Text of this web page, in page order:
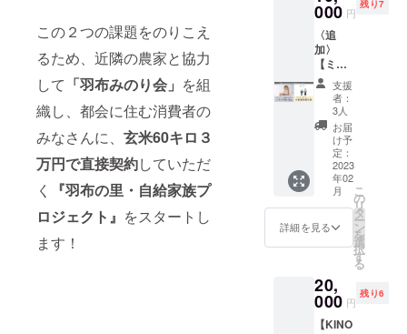
この２つの課題をのりこえ
るため、近隣の農家と協力
して 「羽布みのり会」 を組
織し、都会に住む消費者の
みなさんに、 玄米60キロ３
万円で直接契約していただ
く
『羽布の里・自給家族プ
ロジェクト』 をスタートし
ます！
クスに
なりま
す。夏
には
BBQな
どで利
用して
頂けま
す。 お
礼の手
紙も同
封させ
て頂き
ます！
詳細】
減農薬
培米
ミネア
サヒ 名
称：精
然のま
まに一
夏二冬
の期間
をかけ
熟成さ
せた豆
みそで
す。厳
選され
た良質
の丸大
豆と塩
だけで
天然醸
造の味
わいと
コクが
特徴で
米とし
の「特
Ａ」評
価を得
まし
た。小
粒です
が甘
み・粘
りがあ
り、冷
めても
美味し
判のお
米で
ぎ飯の
素』は
『うな
地自慢
のミネ
アサヒ
という
品種で
す。流
通量の
少なさ
から
「幻の
米」と
呼ばれ
る事も
ありま
す。令
和2年度
おい
て、愛
知県産
米とし
ループ
『モリ
ワカガ
エルの
会』で
作った
広葉樹
の炭6kg
のセッ
トで
す。 お
米は標
高約400
メート
ルの中
山間地
地自慢
のミネ
アサヒ
という
000 円
残り7
〈追
加〉
【ミネ
アサヒ
を食べ
て自給
家族に
なろ
う！
セッ
ト】
KINO
ファー
ムで栽
培した
減農薬
培米ミ
ネアサ
ヒ5kg
と、
支援
者：
3人
お届
け予
定：
2023
年02
月
詳細を見る
こ
の
リ
タ
ー
ン
を
選
択
す
る
20,
000 円
残り6
【KINO